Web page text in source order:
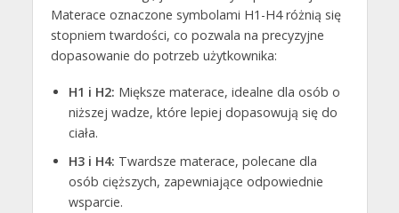
Materace oznaczone symbolami H1-H4 różnią się
stopniem twardości, co pozwala na precyzyjne
dopasowanie do potrzeb użytkownika:
H1 i H2: Miększe materace, idealne dla osób o
niższej wadze, które lepiej dopasowują się do
ciała.
H3 i H4: Twardsze materace, polecane dla
osób cięższych, zapewniające odpowiednie
wsparcie.